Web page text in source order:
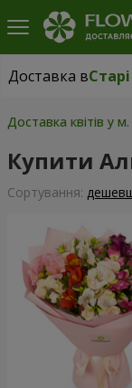
Доставка в
Доставка в
Доставка квітів у м.
Купити
Сортування: